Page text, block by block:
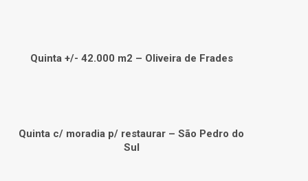
Quinta +/- 42.000 m2 – Oliveira de Frades
Quinta c/ moradia p/ restaurar – São Pedro do
Sul